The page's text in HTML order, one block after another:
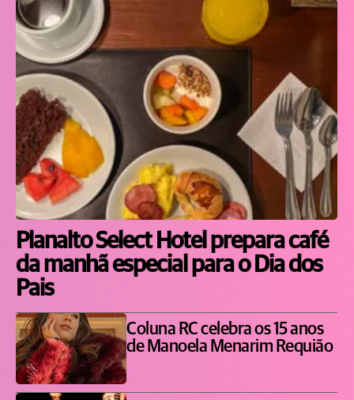
Planalto Select Hotel prepara café
da manhã especial para o Dia dos
Pais
Coluna RC celebra os 15 anos
de Manoela Menarim Requião